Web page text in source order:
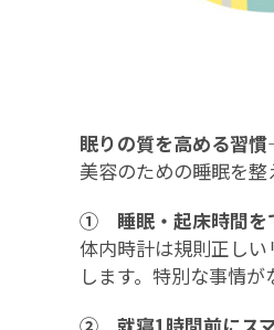
眠りの質を高める習
美容のための睡眠を整
① 睡眠・起床時間を
体内時計は規則正し
します。特別な事情